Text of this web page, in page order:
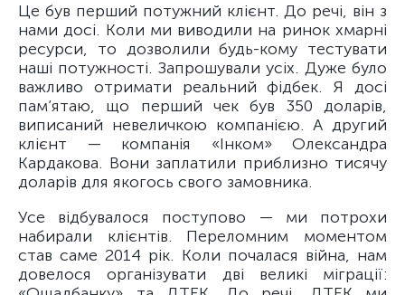
Це був перший потужний клієнт. До речі, він з
нами досі. Коли ми виводили на ринок хмарні
ресурси, то дозволили будь-кому тестувати
наші потужності. Запрошували усіх. Дуже було
важливо отримати реальний фідбек. Я досі
пам’ятаю, що перший чек був 350 доларів,
виписаний невеличкою компанією. А другий
клієнт — компанія «Інком» Олександра
Кардакова. Вони заплатили приблизно тисячу
доларів для якогось свого замовника.
Усе відбувалося поступово — ми потрохи
набирали клієнтів. Переломним моментом
став саме 2014 рік. Коли почалася війна, нам
довелося організувати дві великі міграції: